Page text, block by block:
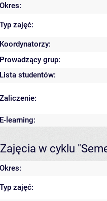
Okres:
Typ zajęć:
Koordynatorzy:
Prowadzący grup:
Lista studentów:
Zaliczenie:
E-learning:
Zajęcia w cyklu
Okres:
Typ zajęć: